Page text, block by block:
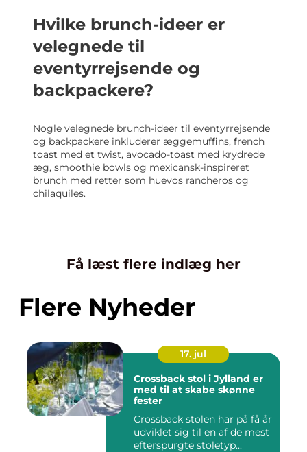
Hvilke brunch-ideer er
velegnede til
eventyrrejsende og
backpackere?
Nogle velegnede brunch-ideer til eventyrrejsende
og backpackere inkluderer æggemuffins, french
toast med et twist, avocado-toast med krydrede
æg, smoothie bowls og mexicansk-inspireret
brunch med retter som huevos rancheros og
chilaquiles.
Få læst flere indlæg her
Flere Nyheder
17. jul
Crossback stol i Jylland er
med til at skabe skønne
fester
Crossback stolen har på få år
udviklet sig til en af de mest
efterspurgte stoletyp...